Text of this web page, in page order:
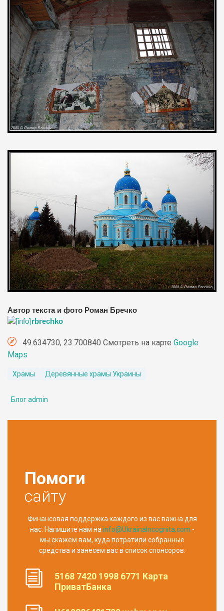
Автор текста и фото Роман Бречко
rbrechko
49.634730, 23.700840 Смотреть на карте Google
Maps
Храмы Деревянные храмы Украины
Блог admin
Помоги
сайту
Финансовая поддержка каждого из вас важна для
нас. Напишите нам на info@UkrainaIncognita.com -
мы скажем вам, куда потратили собранные
средства и занесем вас в список спонсоров.
5168 7420 1998 6771 Карта
ПриватБанка